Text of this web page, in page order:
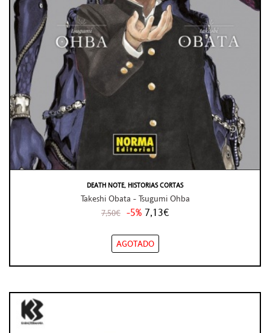
DEATH NOTE, HISTORIAS CORTAS
Takeshi Obata - Tsugumi Ohba
7,50€ -5% 7,13€
AGOTADO